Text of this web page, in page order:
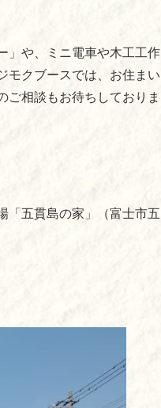
」や、ミニ電車や木工工作
モクブースでは、お住まい
ご相談もお待ちしておりま
五貫島の家」（富士市五